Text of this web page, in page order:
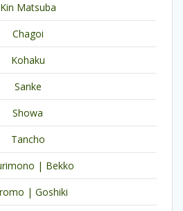
Kin Matsuba
Chagoi
Kohaku
Sanke
Showa
Tancho
| Bekko
| Goshiki